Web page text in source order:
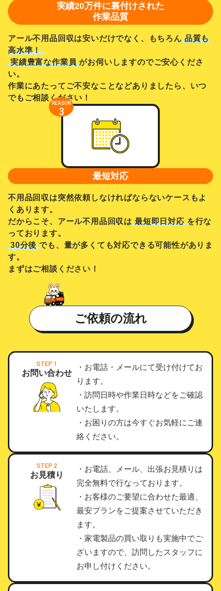
実績20万件に裏付けされた
作業品質
アール不用品回収は安いだけでなく、もちろん 品質も
高水準！
実績豊富な作業員 がお伺いしますのでご安心くださ
い。
作業にあたってご不安なことなどありましたら、いつ
でもご相談ください！
REASON
3
最短対応
不用品回収は突然依頼しなければならないケースもよ
くあります。
だからこそ、アール不用品回収は 最短即日対応 を行な
っております。
30分後 でも、量が多くても対応できる可能性がありま
す。
まずはご相談ください！
ご依頼の流れ
STEP 1
お問い合わせ
・お電話・メールにて受け付けてお
ります。
・訪問日時や作業日時などをご確認
いたします。
・お困りの方は今すぐお気軽にご連
絡ください。
STEP 2
お見積り
・お電話、メール、出張お見積りは
完全無料で行なっております。
・お客様のご要望に合わせた最適、
最安プランをご提案させていただき
ます。
・家電製品の買い取りも実施中でご
ざいますので、訪問したスタッフに
お申し付けください。